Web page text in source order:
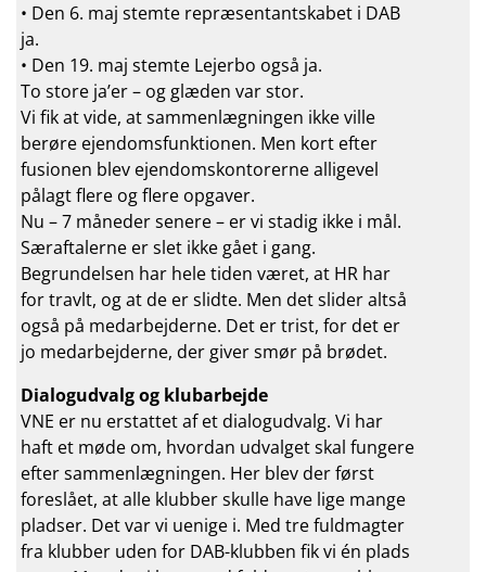
• Den 6. maj stemte repræsentantskabet i DAB
ja.
• Den 19. maj stemte Lejerbo også ja.
To store ja’er – og glæden var stor.
Vi fik at vide, at sammenlægningen ikke ville
berøre ejendomsfunktionen. Men kort efter
fusionen blev ejendomskontorerne alligevel
pålagt flere og flere opgaver.
Nu – 7 måneder senere – er vi stadig ikke i mål.
Særaftalerne er slet ikke gået i gang.
Begrundelsen har hele tiden været, at HR har
for travlt, og at de er slidte. Men det slider altså
også på medarbejderne. Det er trist, for det er
jo medarbejderne, der giver smør på brødet.
Dialogudvalg og klubarbejde
VNE er nu erstattet af et dialogudvalg. Vi har
haft et møde om, hvordan udvalget skal fungere
efter sammenlægningen. Her blev der først
foreslået, at alle klubber skulle have lige mange
pladser. Det var vi uenige i. Med tre fuldmagter
fra klubber uden for DAB-klubben fik vi én plads